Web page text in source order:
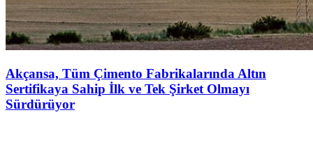
Akçansa, Tüm Çimento Fabrikalarında Altın
Sertifikaya Sahip İlk ve Tek Şirket Olmayı
Sürdürüyor